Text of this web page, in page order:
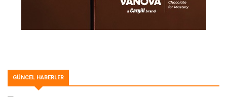
GÜNCEL HABERLER
Syma’dan Ege esintili paylaşım sofrası